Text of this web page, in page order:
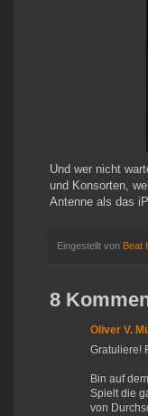
Und wer nicht
und Konsorten,
Antenne als das
Eingestellt von Beat
8
Oliver V.
Gratuliere!
Bin auf
Spielt die
von